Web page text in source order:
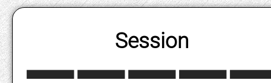
Session